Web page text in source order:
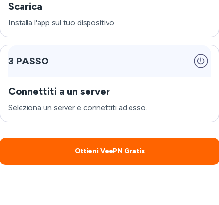
Scarica
Installa l'app sul tuo dispositivo.
3 PASSO
Connettiti a un server
Seleziona un server e connettiti ad esso.
Ottieni VeePN Gratis